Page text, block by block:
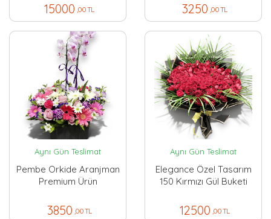
15000 ,00 TL 3250 ,00 TL
Aynı Gün Teslimat
Pembe Orkide Aranjman
Premium Ürün
3850 ,00 TL
Aynı Gün Teslimat
Elegance Özel Tasarım
150 Kırmızı Gül Buketi
12500 ,00 TL